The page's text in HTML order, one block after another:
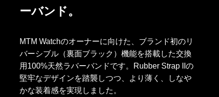
ーバンド。
MTM Watchのオーナーに向けた、ブランド初のリ
バーシブル（裏面ブラック）機能を搭載した交換
用100%天然ラバーバンドです。Rubber Strap IIの
堅牢なデザインを踏襲しつつ、より薄く、しなや
かな装着感を実現しました。